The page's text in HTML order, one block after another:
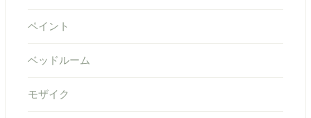
ペイント
ベッドルーム
モザイク